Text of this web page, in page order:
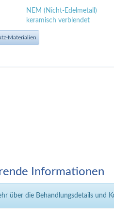
NEM (Nicht-Edelmetall)
keramisch verblendet
Materialien
Informationen
über die Behandlungsdetails und